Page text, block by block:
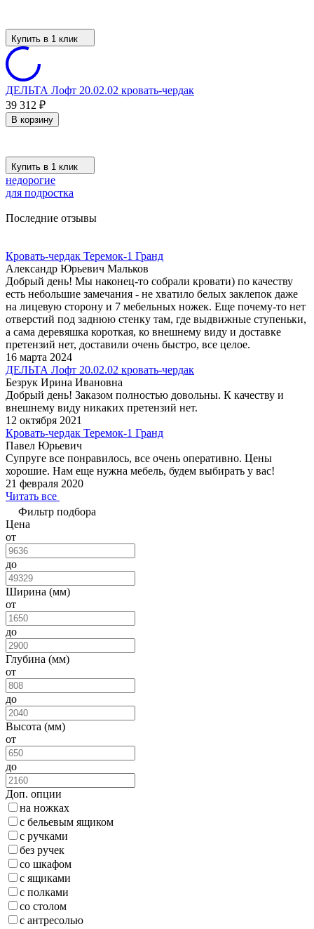
Купить в 1 клик
ДЕЛЬТА Лофт 20.02.02 кровать-чердак
39 312 ₽
В корзину
Купить в 1 клик
недорогие
для подростка
Последние отзывы
Кровать-чердак Теремок-1 Гранд
Александр Юрьевич Мальков
Добрый день! Мы наконец-то собрали кровати) по качеству
есть небольшие замечания - не хватило белых заклепок даже
на лицевую сторону и 7 мебельных ножек. Еще почему-то нет
отверстий под заднюю стенку там, где выдвижные ступеньки,
а сама деревяшка короткая, ко внешнему виду и доставке
претензий нет, доставили очень быстро, все целое.
16 марта 2024
ДЕЛЬТА Лофт 20.02.02 кровать-чердак
Безрук Ирина Ивановна
Добрый день! Заказом полностью довольны. К качеству и
внешнему виду никаких претензий нет.
12 октября 2021
Кровать-чердак Теремок-1 Гранд
Павел Юрьевич
Супруге все понравилось, все очень оперативно. Цены
хорошие. Нам еще нужна мебель, будем выбирать у вас!
21 февраля 2020
Читать все
Фильтр подбора
Цена
от
до
Ширина (мм)
от
до
Глубина (мм)
от
до
Высота (мм)
от
до
Доп. опции
на ножках
с бельевым ящиком
с ручками
без ручек
со шкафом
с ящиками
с полками
со столом
с антресолью